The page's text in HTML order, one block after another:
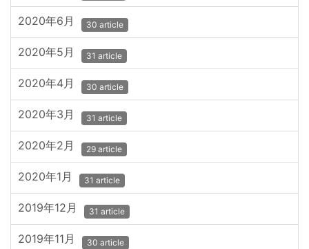
2020年6月 30 article
2020年5月 31 article
2020年4月 30 article
2020年3月 31 article
2020年2月 29 article
2020年1月 31 article
2019年12月 31 article
2019年11月 30 article